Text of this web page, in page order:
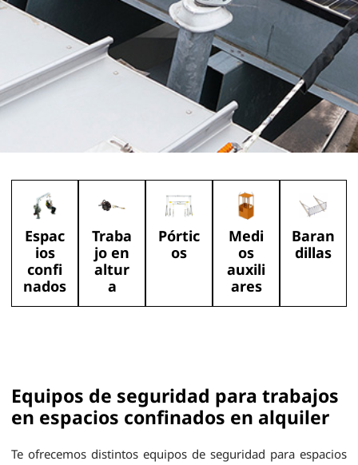
Espac
ios
confi
nados
Traba
jo en
altur
a
Pórtic
os
Medi
os
auxili
ares
Baran
dillas
Equipos de seguridad para trabajos
en espacios confinados en alquiler
Te ofrecemos distintos equipos de seguridad para espacios